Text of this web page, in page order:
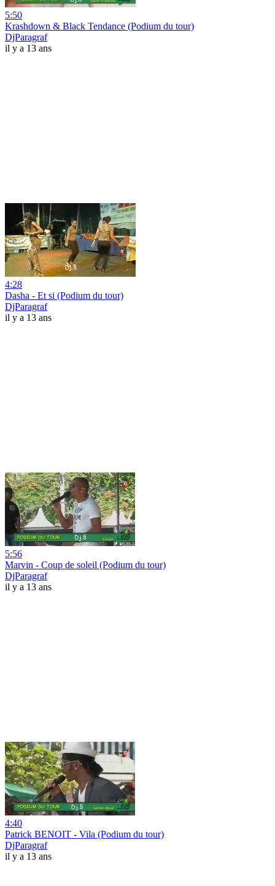
5:50
Krashdown & Black Tendance (Podium du tour)
DjParagraf
il y a 13 ans
4:28
Dasha - Et si (Podium du tour)
DjParagraf
il y a 13 ans
5:56
Marvin - Coup de soleil (Podium du tour)
DjParagraf
il y a 13 ans
4:40
Patrick BENOIT - Vila (Podium du tour)
DjParagraf
il y a 13 ans